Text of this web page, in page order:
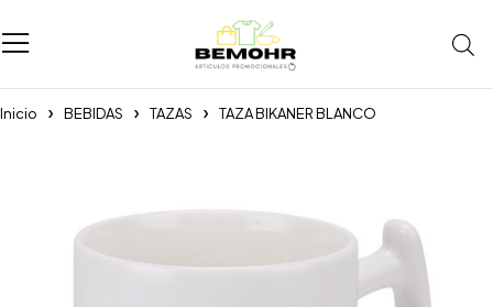
Inicio BEBIDAS TAZAS TAZA BIKANER BLANCO